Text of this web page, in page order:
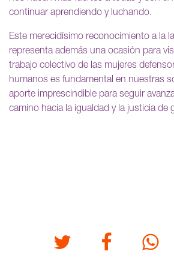
continuar aprendiendo y luchando.
Este merecidísimo reconocimiento a la
representa además una ocasión para
trabajo colectivo de las mujeres
humanos es fundamental en nuestras
aporte imprescindible para seguir
camino hacia la igualdad y la justicia de
Twitter Facebook